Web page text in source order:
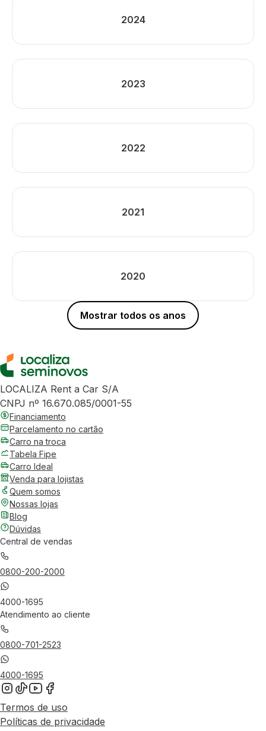
2024
2023
2022
2021
2020
Mostrar todos os anos
LOCALIZA Rent a Car S/A
CNPJ nº 16.670.085/0001-55
Financiamento
Parcelamento no cartão
Carro na troca
Tabela Fipe
Carro Ideal
Venda para lojistas
Quem somos
Nossas lojas
Blog
Dúvidas
Central de vendas
0800-200-2000
4000-1695
Atendimento ao cliente
0800-701-2523
4000-1695
Termos de uso
Políticas de privacidade